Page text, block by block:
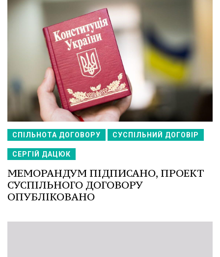
СПІЛЬНОТА ДОГОВОРУ СУСПІЛЬНИЙ ДОГОВІР
СЕРГІЙ ДАЦЮК
МЕМОРАНДУМ ПІДПИСАНО, ПРОЕКТ
СУСПІЛЬНОГО ДОГОВОРУ
ОПУБЛІКОВАНО